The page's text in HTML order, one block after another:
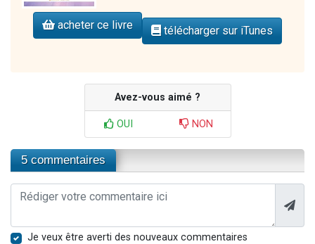
acheter ce livre télécharger sur iTunes
Avez-vous aimé ?
OUI NON
5 commentaires
Je veux être averti des nouveaux commentaires